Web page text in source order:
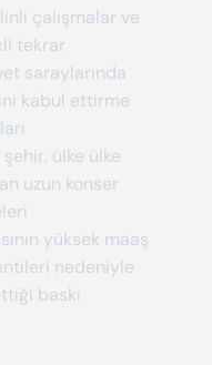
çalışmalar ve
tekrar
saraylarında
kabul ettirme
şehir, ülke ülke
uzun konser
yüksek maaş
nedeniyle
baskı